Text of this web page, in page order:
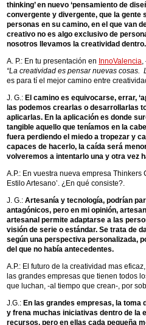
thinking’ en nuevo ‘pensamiento de
convergente y divergente, que la gente
personas en su camino, en el que van
creativo no es algo exclusivo de
nosotros llevamos la creatividad dentro.
A. P.: En tu presentación en InnoValencia,
“La creatividad es pensar nuevas
es para tí el mejor camino entre
J. G.: El camino es equivocarse, errar,
las podemos crearlas o desarrollarlas
aplicarlas. En la aplicación es donde
tangible aquello que teníamos en la
fuera perdiendo el miedo a tropezar y
capaces de hacerlo, la caída será
volveremos a intentarlo una y otra vez
A.P.: En vuestra nueva empresa
Estilo Artesano’. ¿En qué consiste?.
J. G.: Artesanía y tecnología, podrían
antagónicos, pero en mi opinión,
artesanal permite adaptarse a las
visión de serie o estándar. Se trata de
según una perspectiva personalizada,
del que no había antecedentes.
A.P.: El futuro de la creatividad mas
las grandes empresas que tienen todos
que luchan, -al tiempo que crean-, por
J.G.: En las grandes empresas, la toma
y frena muchas iniciativas dentro de la
recursos, pero en ellas cada pequeña